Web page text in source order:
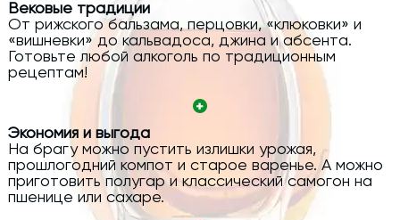
Вековые традиции
От рижского бальзама, перцовки, «клюковки» и
«вишневки» до кальвадоса, джина и абсента.
Готовьте любой алкоголь по традиционным
рецептам!
Экономия и выгода
На брагу можно пустить излишки урожая,
прошлогодний компот и старое варенье. А можно
приготовить полугар и классический самогон на
пшенице или сахаре.